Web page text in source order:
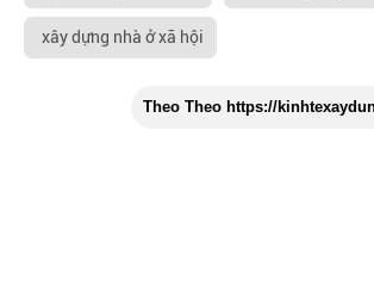
xây dựng nhà ở xã hội